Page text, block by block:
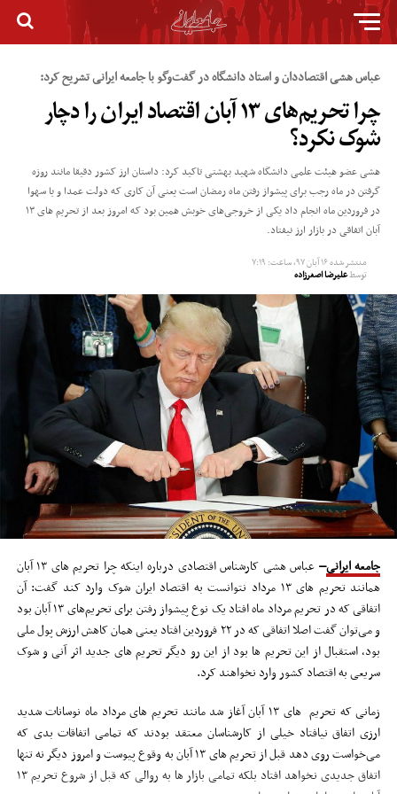
عباس هشی اقتصاددان و استاد دانشگاه در گفت‌وگو با جامعه ایرانی تشریح کرد:
چرا تحریم‌های ۱۳ آبان اقتصاد ایران را دچار
شوک نکرد؟
هشی عضو هیئت علمی دانشگاه شهید بهشتی تاکید کرد: داستان ارز کشور دقیقا مانند روزه
گرفتن در ماه رجب برای پیشواز رفتن ماه رمضان است یعنی آن کاری که دولت عمدا و یا سهوا
در فروردین ماه انجام داد یکی از خروجی‌های خوبش همین بود که امروز بعد از تحریم های ۱۳
آبان اتفاقی در بازار ارز نیفتاد.
منتشر شده۱۶ آبان ۹۷, ساعت: ۷:۱۹
توسطعلیرضا اصغرزاده
جامعه ایرانی–
عباس هشی کارشناس اقتصادی درباره اینکه چرا تحریم های ۱۳ آبان
همانند تحریم های ۱۳ مرداد نتوانست به اقتصاد ایران شوک وارد کند گفت: آن
اتفاقی که در تحریم مرداد ماه افتاد یک نوع پیشواز رفتن برای تحریم‌های ۱۳ آبان بود
و می‌توان گفت اصلا اتفاقی که در ۲۲ فروردین افتاد یعنی همان کاهش ارزش پول ملی
بود، استقبال از این تحریم ها بود از این رو دیگر تحریم های جدید اثر آنی و شوک
سریعی به اقتصاد کشور وارد نخواهند کرد.
زمانی که تحریم های ۱۳ آبان آغاز شد مانند تحریم های مرداد ماه نوسانات شدید
ارزی اتفاق نیافتاد خیلی از کارشناسان معتقد بودند که تمامی اتفاقات بدی که
می‌خواست روی دهد قبل از تحریم های ۱۳ آبان به وقوع پیوست و امروز دیگر نه تنها
اتفاق جدیدی نخواهد افتاد بلکه تمامی بازار ها به روالی که قبل از شروع تحریم ۱۳